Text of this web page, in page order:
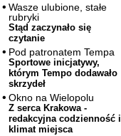
Wasze ulubione, stałe
rubryki
Stąd zaczynało się
czytanie
Pod patronatem Tempa
Sportowe inicjatywy,
którym Tempo dodawało
skrzydeł
Okno na Wielopolu
Z serca Krakowa -
redakcyjna codzienność i
klimat miejsca